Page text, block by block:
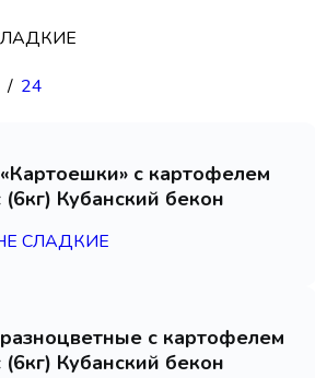
24
с картофелем
Кубанский бекон
СЛАДКИЕ
с картофелем
Кубанский бекон